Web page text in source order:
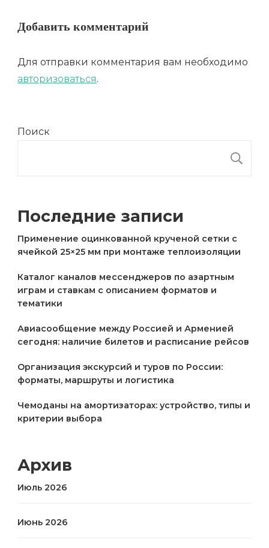
Добавить комментарий
Для отправки комментария вам необходимо
авторизоваться.
Поиск
Последние записи
Применение оцинкованной крученой сетки с
ячейкой 25×25 мм при монтаже теплоизоляции
Каталог каналов мессенджеров по азартным
играм и ставкам с описанием форматов и
тематики
Авиасообщение между Россией и Арменией
сегодня: наличие билетов и расписание рейсов
Организация экскурсий и туров по России:
форматы, маршруты и логистика
Чемоданы на амортизаторах: устройство, типы и
критерии выбора
Архив
Июль 2026
Июнь 2026